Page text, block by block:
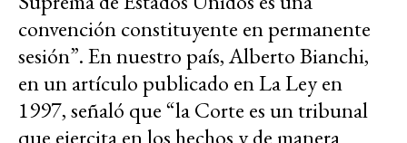
convención constituyente en permanente
sesión”. En nuestro país, Alberto Bianchi,
en un artículo publicado en La Ley en
1997, señaló que “la Corte es un tribunal
que ejercita en los hechos y de manera